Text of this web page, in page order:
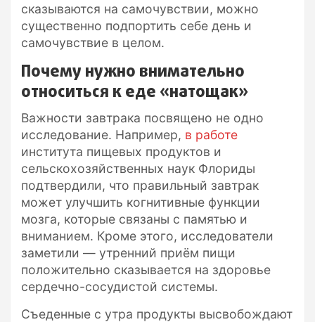
сказываются на самочувствии, можно
существенно подпортить себе день и
самочувствие в целом.
Почему нужно внимательно
относиться к еде «натощак»
Важности завтрака посвящено не одно
исследование. Например, в работе
института пищевых продуктов и
сельскохозяйственных наук Флориды
подтвердили, что правильный завтрак
может улучшить когнитивные функции
мозга, которые связаны с памятью и
вниманием. Кроме этого, исследователи
заметили — утренний приём пищи
положительно сказывается на здоровье
сердечно-сосудистой системы.
Съеденные с утра продукты высвобождают